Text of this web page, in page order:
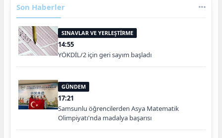
Son Haberler
SINAVLAR VE YERLEŞTİRME
14:55
YÖKDİL/2 için geri sayım başladı
GÜNDEM
17:21
Samsunlu öğrencilerden Asya Matematik
Olimpiyatı'nda madalya başarısı